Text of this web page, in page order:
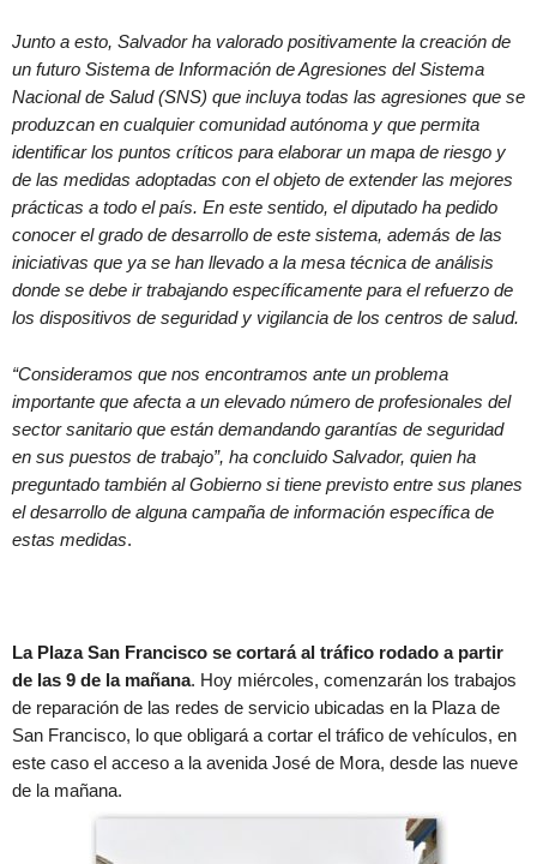
Junto a esto, Salvador ha valorado positivamente la creación de
un futuro Sistema de Información de Agresiones del Sistema
Nacional de Salud (SNS) que incluya todas las agresiones que se
produzcan en cualquier comunidad autónoma y que permita
identificar los puntos críticos para elaborar un mapa de riesgo y
de las medidas adoptadas con el objeto de extender las mejores
prácticas a todo el país. En este sentido, el diputado ha pedido
conocer el grado de desarrollo de este sistema, además de las
iniciativas que ya se han llevado a la mesa técnica de análisis
donde se debe ir trabajando específicamente para el refuerzo de
los dispositivos de seguridad y vigilancia de los centros de salud.
“Consideramos que nos encontramos ante un problema
importante que afecta a un elevado número de profesionales del
sector sanitario que están demandando garantías de seguridad
en sus puestos de trabajo”, ha concluido Salvador, quien ha
preguntado también al Gobierno si tiene previsto entre sus planes
el desarrollo de alguna campaña de información específica de
estas medidas.
La Plaza San Francisco se cortará al tráfico rodado a partir
de las 9 de la mañana. Hoy miércoles, comenzarán los trabajos
de reparación de las redes de servicio ubicadas en la Plaza de
San Francisco, lo que obligará a cortar el tráfico de vehículos, en
este caso el acceso a la avenida José de Mora, desde las nueve
de la mañana.